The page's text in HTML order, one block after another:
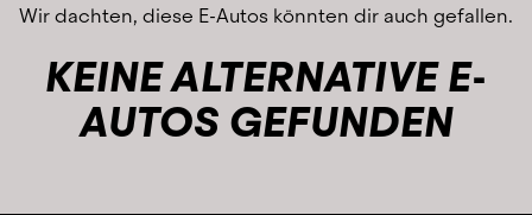
Wir dachten, diese E-Autos könnten dir auch gefallen.
KEINE ALTERNATIVE E-
AUTOS GEFUNDEN